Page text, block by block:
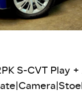
S-CVT Play